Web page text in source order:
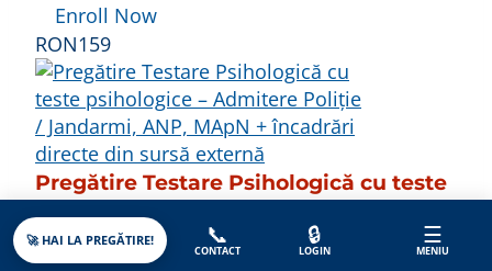
Enroll Now
RON159
Pregătire Testare Psihologică cu teste
psihologice – Admitere Poliție /
Jandarmi, ANP, MApN + încadrări
🚀 HAI LA PREGĂTIRE! 📞
CONTACT
🔒
LOGIN
☰
MENIU